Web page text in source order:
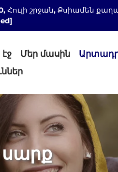
Հուլի շրջան, Քսիամեն
Մեր մասին